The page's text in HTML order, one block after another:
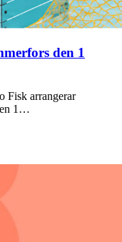
den 1
Fisk arrangerar
1…